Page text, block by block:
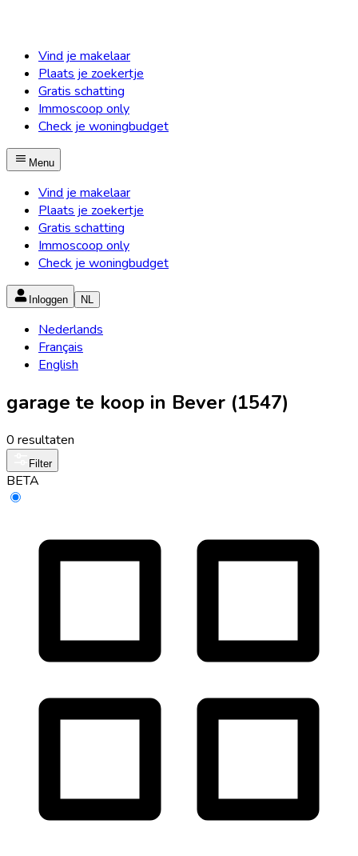
Vind je makelaar
Plaats je zoekertje
Gratis schatting
Immoscoop only
Check je woningbudget
Menu
Vind je makelaar
Plaats je zoekertje
Gratis schatting
Immoscoop only
Check je woningbudget
Inloggen NL
Nederlands
Français
English
garage te koop in Bever (1547)
0 resultaten
Filter
BETA